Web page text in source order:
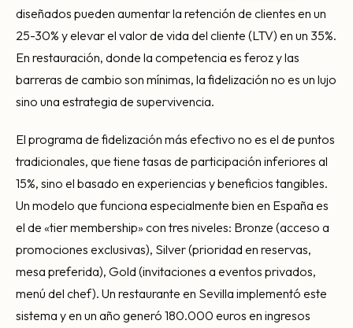
diseñados pueden aumentar la retención de clientes en un
25-30% y elevar el valor de vida del cliente (LTV) en un 35%.
En restauración, donde la competencia es feroz y las
barreras de cambio son mínimas, la fidelización no es un lujo
sino una estrategia de supervivencia.
El programa de fidelización más efectivo no es el de puntos
tradicionales, que tiene tasas de participación inferiores al
15%, sino el basado en experiencias y beneficios tangibles.
Un modelo que funciona especialmente bien en España es
el de «tier membership» con tres niveles: Bronze (acceso a
promociones exclusivas), Silver (prioridad en reservas,
mesa preferida), Gold (invitaciones a eventos privados,
menú del chef). Un restaurante en Sevilla implementó este
sistema y en un año generó 180.000 euros en ingresos